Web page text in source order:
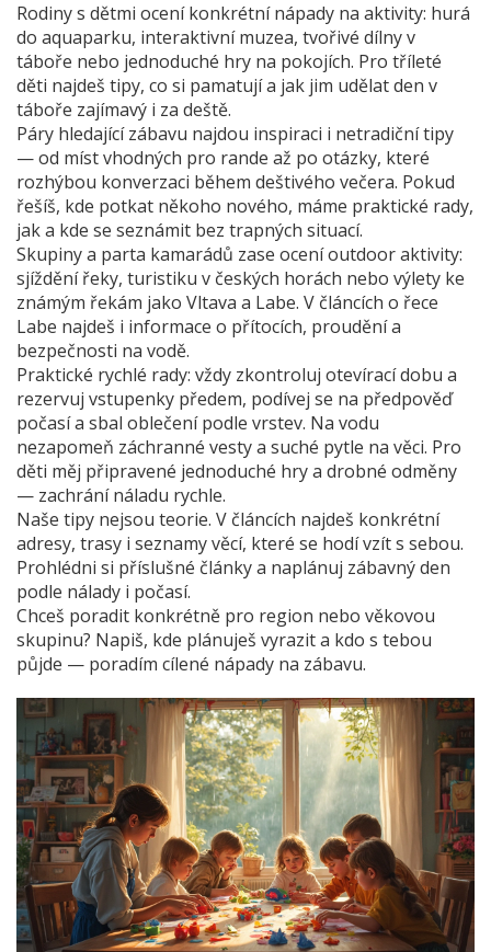
Rodiny s dětmi ocení konkrétní nápady na aktivity: hurá
do aquaparku, interaktivní muzea, tvořivé dílny v
táboře nebo jednoduché hry na pokojích. Pro tříleté
děti najdeš tipy, co si pamatují a jak jim udělat den v
táboře zajímavý i za deště.
Páry hledající zábavu najdou inspiraci i netradiční tipy
— od míst vhodných pro rande až po otázky, které
rozhýbou konverzaci během deštivého večera. Pokud
řešíš, kde potkat někoho nového, máme praktické rady,
jak a kde se seznámit bez trapných situací.
Skupiny a parta kamarádů zase ocení outdoor aktivity:
sjíždění řeky, turistiku v českých horách nebo výlety ke
známým řekám jako Vltava a Labe. V článcích o řece
Labe najdeš i informace o přítocích, proudění a
bezpečnosti na vodě.
Praktické rychlé rady: vždy zkontroluj otevírací dobu a
rezervuj vstupenky předem, podívej se na předpověď
počasí a sbal oblečení podle vrstev. Na vodu
nezapomeň záchranné vesty a suché pytle na věci. Pro
děti měj připravené jednoduché hry a drobné odměny
— zachrání náladu rychle.
Naše tipy nejsou teorie. V článcích najdeš konkrétní
adresy, trasy i seznamy věcí, které se hodí vzít s sebou.
Prohlédni si příslušné články a naplánuj zábavný den
podle nálady i počasí.
Chceš poradit konkrétně pro region nebo věkovou
skupinu? Napiš, kde plánuješ vyrazit a kdo s tebou
půjde — poradím cílené nápady na zábavu.